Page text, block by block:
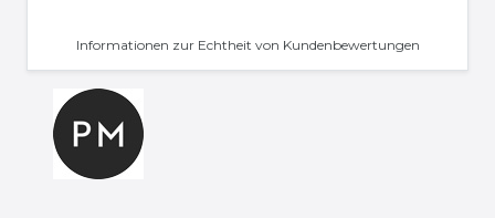
Informationen zur Echtheit von Kundenbewertungen